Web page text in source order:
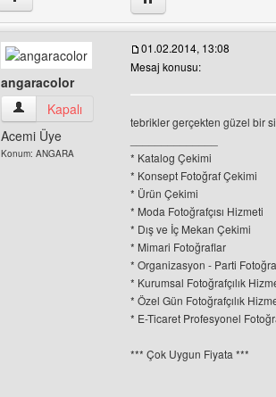
angaracolor
angaracolor Kullanıcının profilini görüntüle
Kapalı
Acemi Üye
Konum: ANGARA
01.02.2014, 13:08
Mesaj konusu:
tebrikler gerçekten güzel bir
* Katalog Çekimi
* Konsept Fotoğraf Çekimi
* Ürün Çekimi
* Moda Fotoğrafçısı Hizmeti
* Dış ve İç Mekan Çekimi
* Mimari Fotoğraflar
* Organizasyon - Parti
* Kurumsal Fotoğrafçılık
* Özel Gün Fotoğrafçılık
* E-Ticaret Profesyonel
*** Çok Uygun Fiyata ***